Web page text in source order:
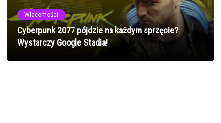
Wiadomości
Cyberpunk 2077 pójdzie na każdym sprzęcie?
Wystarczy Google Stadia!